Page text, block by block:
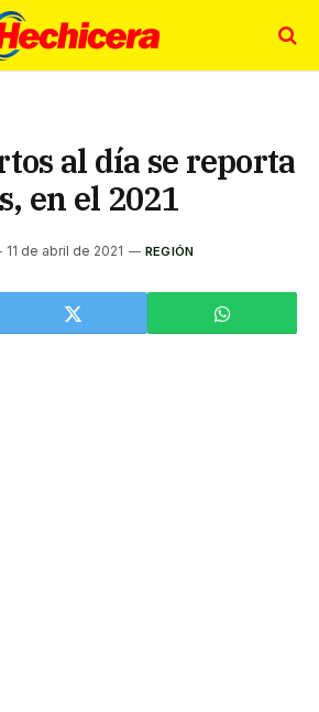
al día se reporta
en el 2021
11 de abril de 2021 REGIÓN